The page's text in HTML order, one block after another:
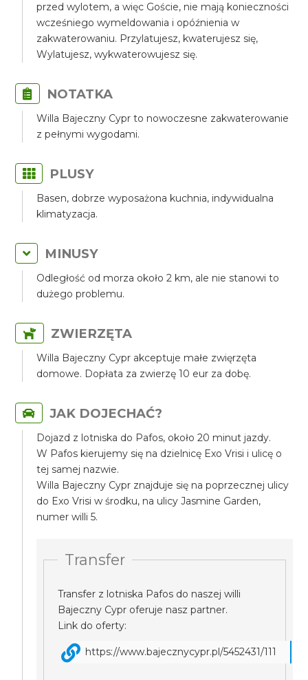
przed wylotem, a więc Goście, nie mają konieczności
wcześniego wymeldowania i opóźnienia w
zakwaterowaniu. Przylatujesz, kwaterujesz się,
Wylatujesz, wykwaterowujesz się.
NOTATKA
Willa Bajeczny Cypr to nowoczesne zakwaterowanie
z pełnymi wygodami.
PLUSY
Basen, dobrze wyposażona kuchnia, indywidualna
klimatyzacja.
MINUSY
Odległość od morza około 2 km, ale nie stanowi to
dużego problemu.
ZWIERZĘTA
Willa Bajeczny Cypr akceptuje małe zwięrzęta
domowe. Dopłata za zwierzę 10 eur za dobę.
JAK DOJECHAĆ?
Dojazd z lotniska do Pafos, około 20 minut jazdy.
W Pafos kierujemy się na dzielnicę Exo Vrisi i ulicę o
tej samej nazwie.
Willa Bajeczny Cypr znajduje się na poprzecznej ulicy
do Exo Vrisi w środku, na ulicy Jasmine Garden,
numer willi 5.
Transfer
Transfer z lotniska Pafos do naszej willi
Bajeczny Cypr oferuje nasz partner.
Link do oferty:
https://www.bajecznycypr.pl/5452431/111